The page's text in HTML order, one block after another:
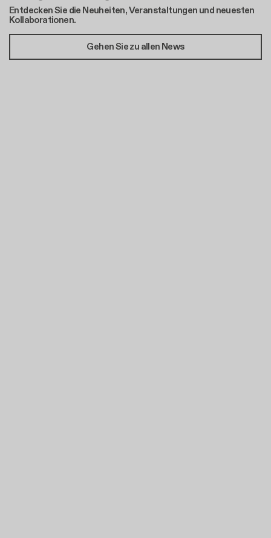
Entdecken Sie die Neuheiten, Veranstaltungen und neuesten
Kollaborationen.
Gehen Sie zu allen News